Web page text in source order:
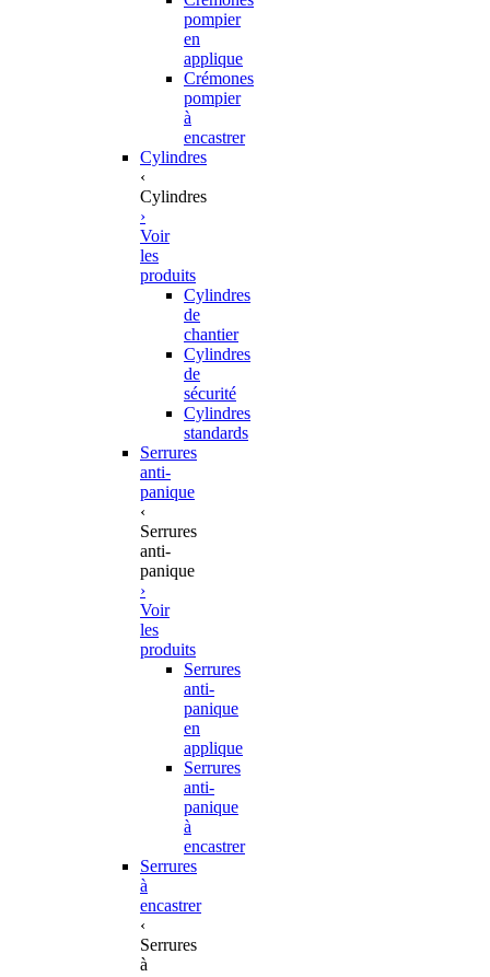
pompier
en
applique
Crémones
pompier
à
encastrer
Cylindres
‹
Cylindres
›
Voir
les
produits
Cylindres
de
chantier
Cylindres
de
sécurité
Cylindres
standards
Serrures
anti-
panique
‹
Serrures
anti-
panique
›
Voir
les
produits
Serrures
anti-
panique
en
applique
Serrures
anti-
panique
à
encastrer
Serrures
à
encastrer
‹
Serrures
à